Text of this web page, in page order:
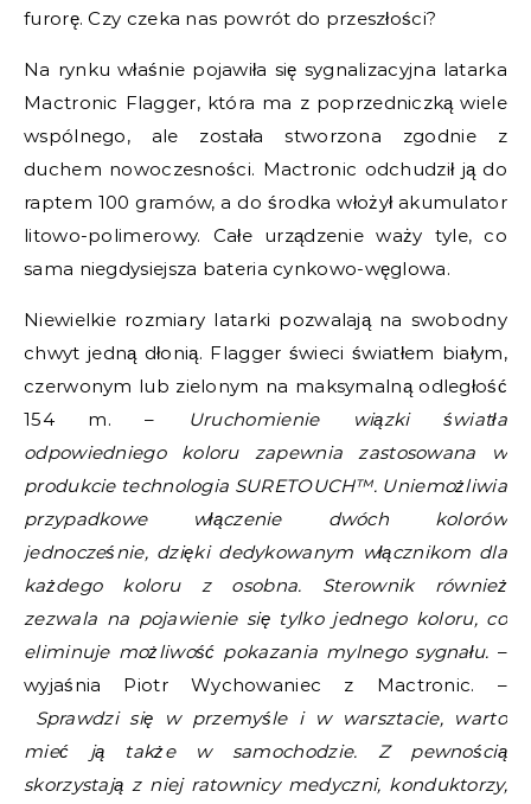
furorę. Czy czeka nas powrót do przeszłości?
Na rynku właśnie pojawiła się sygnalizacyjna latarka
Mactronic Flagger, która ma z poprzedniczką wiele
wspólnego, ale została stworzona zgodnie z
duchem nowoczesności. Mactronic odchudził ją do
raptem 100 gramów, a do środka włożył akumulator
litowo-polimerowy. Całe urządzenie waży tyle, co
sama niegdysiejsza bateria cynkowo-węglowa.
Niewielkie rozmiary latarki pozwalają na swobodny
chwyt jedną dłonią. Flagger świeci światłem białym,
czerwonym lub zielonym na maksymalną odległość
154 m. –
Uruchomienie wiązki światła
odpowiedniego koloru zapewnia zastosowana w
produkcie technologia SURETOUCH™. Uniemożliwia
przypadkowe włączenie dwóch kolorów
jednocześnie, dzięki dedykowanym włącznikom dla
każdego koloru z osobna. Sterownik również
zezwala na pojawienie się tylko jednego koloru, co
eliminuje możliwość pokazania mylnego sygnału. –
wyjaśnia Piotr Wychowaniec z Mactronic. –
Sprawdzi się w przemyśle i w warsztacie, warto
mieć ją także w samochodzie. Z pewnością
skorzystają z niej ratownicy medyczni, konduktorzy,